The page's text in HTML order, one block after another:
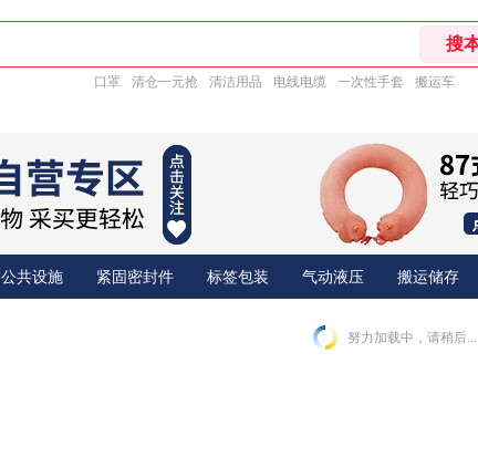
口罩 清仓一元抢 清洁用品 电线电缆 一次性手套 搬运车
公共设施 紧固密封件 标签包装 气动液压 搬运储存
努力加载中，请稍后...